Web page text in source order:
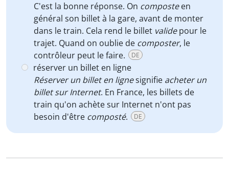
C'est la bonne réponse. On composteen
général son billet à la gare, avant de monter
dans le train. Cela rend le billet validepour le
trajet. Quand on oublie de composter, le
contrôleur peut le faire.
DE
réserver un billet en ligne
Réserver un billet en lignesignifie acheter un
billet sur Internet. En France, les billets de
train qu'on achète sur Internet n'ont pas
besoin d'être composté. DE